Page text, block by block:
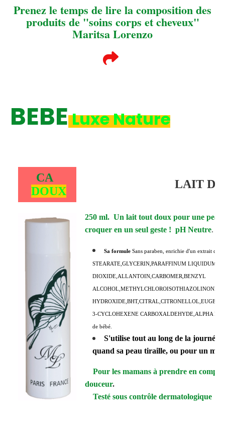
Prenez le temps de lire la composition des
produits de "soins corps et cheveux"
Maritsa Lorenzo

BEBELuxe Nature
CA
DOUX
LAIT
250 ml. Un lait tout doux pour une peau
croquer en un seul geste ! pH Neutre.
Sa formule Sans paraben, enrichie d'un extrait
STEARATE,GLYCERIN,PARAFFINUM
DIOXIDE,ALLANTOIN,CARBOMER,BENZYL
3-CYCLOHEXENE CARBOXALDEHYDE,ALPHA
de bébé.
S'utilise tout au long de la journée
quand sa peau tiraille, ou pour un
Pour les mamans à prendre en
douceur.
Testé sous contrôle dermatologique